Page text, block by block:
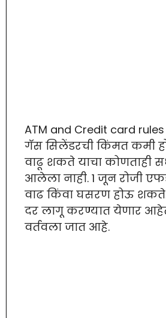
ATM and Credit card
गॅस सिलेंडरची किंमत कमी
वाढू शकते याचा कोणताही
आलेला नाही. 1 जून रोजी
वाढ किंवा घसरण होऊ
दर लागू करण्यात येणार
वर्तवला जात आहे.